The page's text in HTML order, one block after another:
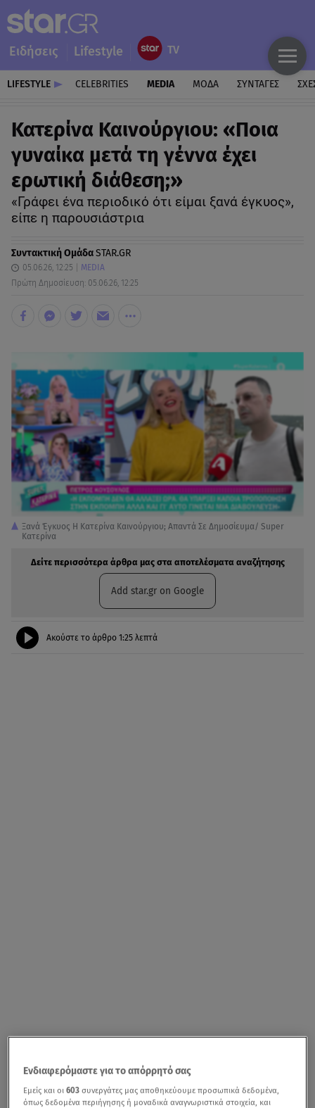
Ειδήσεις Lifestyle
LIFESTYLE CELEBRITIES MEDIA ΜΟΔΑ ΣΥΝΤΑΓΕΣ
Κατερίνα Καινούργιου: «Ποια
γυναίκα μετά τη γέννα έχει
ερωτική διάθεση;»
«Γράφει ένα περιοδικό ότι είμαι ξανά έγκυος»,
είπε η παρουσιάστρια
Συντακτική ΟμάδαSTAR.GR
05.06.26, 12:25
MEDIA
Πρώτη Δημοσίευση: 05.06.26, 12:25
Ξανά Έγκυος Η Κατερίνα Καινούργιου; Απαντά Σε Δημοσίευμα/ Super
Κατερίνα
Δείτε περισσότερα άρθρα μας στα αποτελέσματα αναζήτησης
Add star.gr on Google
Ακούστε το άρθρο 1:25 λεπτά
Ενδιαφερόμαστε για το απόρρητό σας
Εμείς και οι603 συνεργάτες μας αποθηκεύουμε προσωπικά δεδομένα,
όπως δεδομένα περιήγησης ή μοναδικά αναγνωριστικά στοιχεία, και